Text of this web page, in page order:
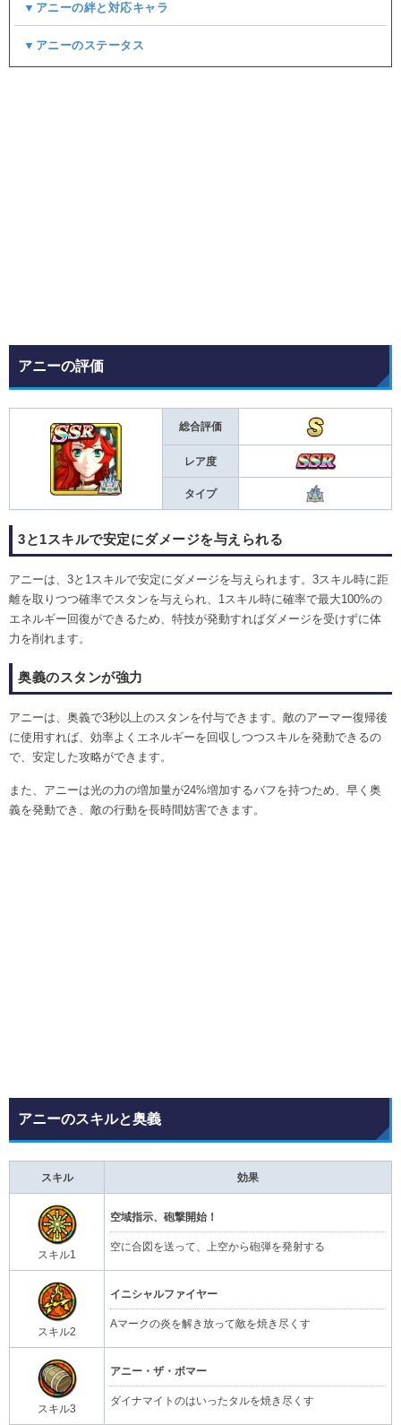
▼アニーの絆と対応キャラ
▼アニーのステータス
アニーの評価
総合評価
レア度
タイプ
3と1スキルで安定にダメージを与えられる
アニーは、3と1スキルで安定にダメージを与えられます。3スキル時に距
離を取りつつ確率でスタンを与えられ、1スキル時に確率で最大100%の
エネルギー回復ができるため、特技が発動すればダメージを受けずに体
力を削れます。
奥義のスタンが強力
アニーは、奥義で3秒以上のスタンを付与できます。敵のアーマー復帰後
に使用すれば、効率よくエネルギーを回収しつつスキルを発動できるの
で、安定した攻略ができます。
また、アニーは光の力の増加量が24%増加するバフを持つため、早く奥
義を発動でき、敵の行動を長時間妨害できます。
アニーのスキルと奥義
スキル 効果
スキル1
空域指示、砲撃開始！
空に合図を送って、上空から砲弾を発射する
スキル2
イニシャルファイヤー
Aマークの炎を解き放って敵を焼き尽くす
スキル3
アニー・ザ・ボマー
ダイナマイトのはいったタルを焼き尽くす